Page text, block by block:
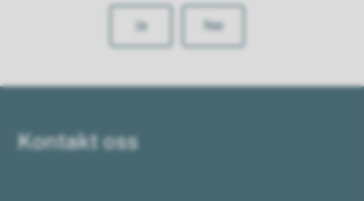
Ja Nei
Kontakt oss